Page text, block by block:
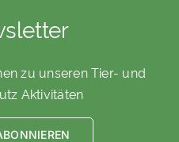
zu unseren Tier- und
Aktivitäten